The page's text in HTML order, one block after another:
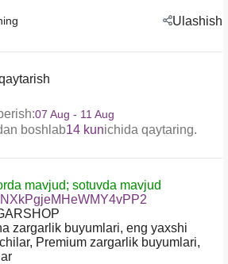
Ulashish
07 Aug - 11 Aug
boshlab14 kunichida qaytaring.
mavjud; sotuvda mavjud
zargarlik buyumlari, eng yaxshi
Premium zargarlik buyumlari,